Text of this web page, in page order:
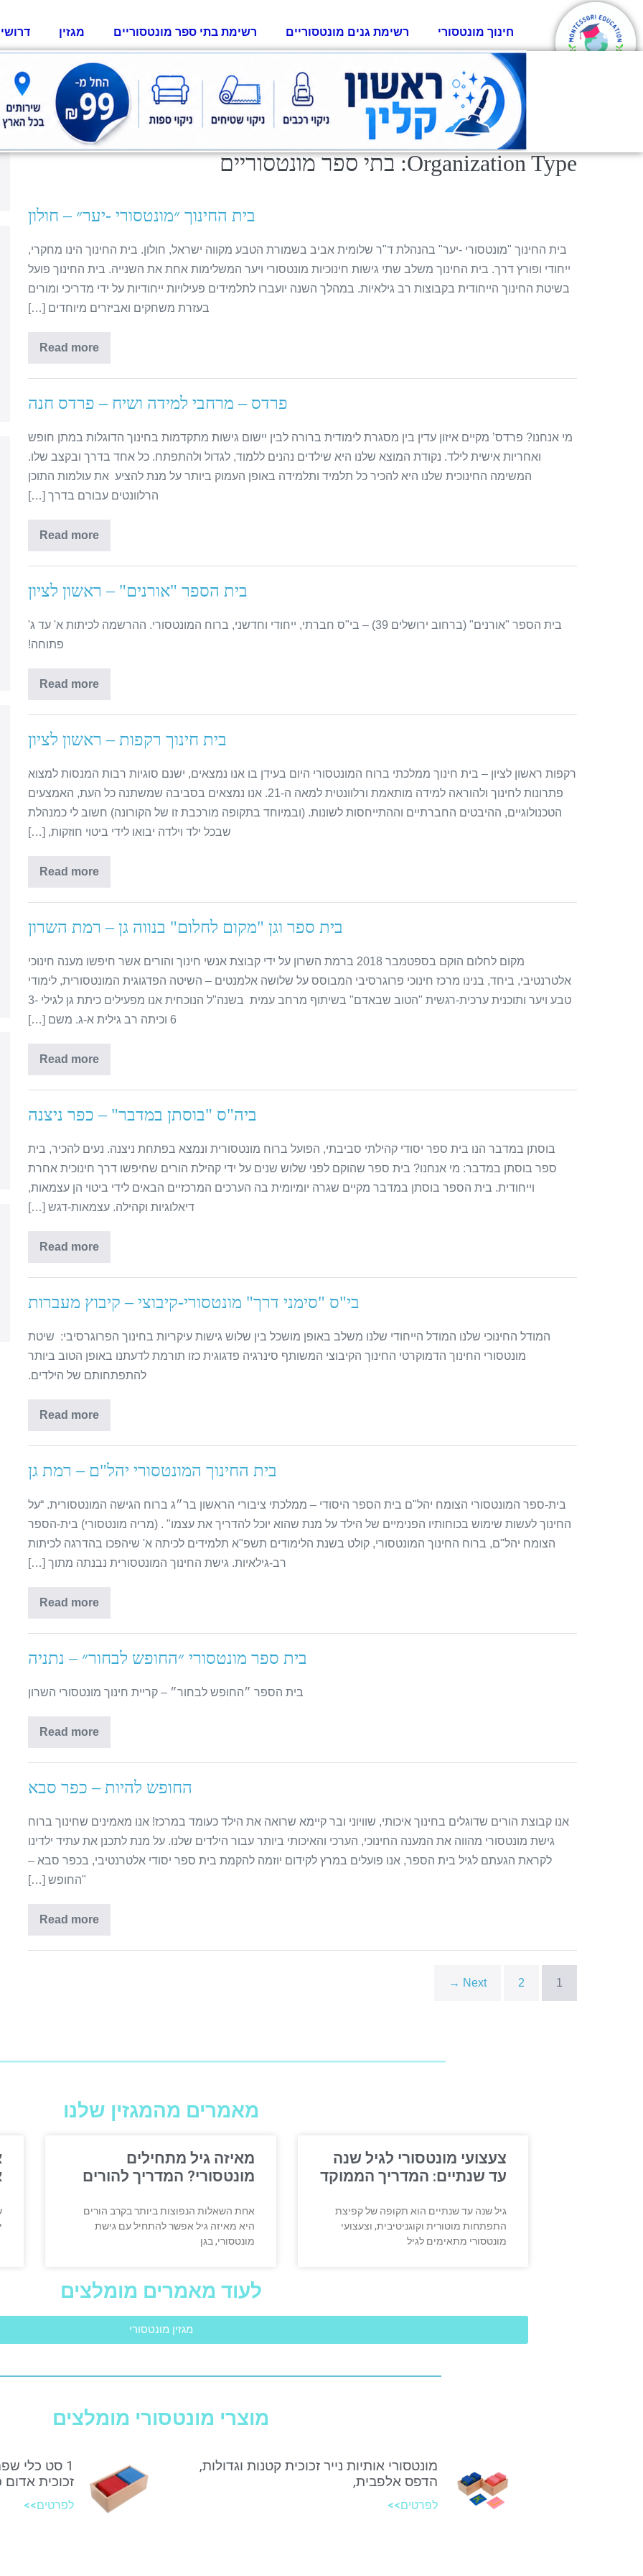
חינוך מונטסורי רשימת גנים מונטסוריים רשימת בתי ספר מונטסוריים מגזין
Organization Type: בתי ספר מונטסוריים
בית החינוך ״מונטסורי -יער״ – חולון
בית החינוך "מונטסורי -יער" בהנהלת ד"ר שלומית אביב בשמורת הטבע מקווה ישראל, חולון. בית החינוך הינו מחקרי,
ייחודי ופורץ דרך. בית החינוך משלב שתי גישות חינוכיות מונטסורי ויער המשלימות אחת את השנייה. בית החינוך פועל
בשיטת החינוך הייחודית בקבוצות רב גילאיות. במהלך השנה יועברו לתלמידים פעילויות ייחודיות על ידי מדריכי ומורים
בעזרת משחקים ואביזרים מיוחדים […]
Read more
פרדס – מרחבי למידה ושיח – פרדס חנה
מי אנחנו? פרדס’ מקיים איזון עדין בין מסגרת לימודית ברורה לבין יישום גישות מתקדמות בחינוך הדוגלות במתן חופש
ואחריות אישית לילד. נקודת המוצא שלנו היא שילדים נהנים ללמוד, לגדול ולהתפתח. כל אחד בדרך ובקצב שלו.
המשימה החינוכית שלנו היא להכיר כל תלמיד ותלמידה באופן העמוק ביותר על מנת להציע את עולמות התוכן
הרלוונטים עבורם בדרך […]
Read more
בית הספר "אורנים" – ראשון לציון
בית הספר "אורנים" (ברחוב ירושלים 39) – בי"ס חברתי, ייחודי וחדשני, ברוח המונטסורי. ההרשמה לכיתות א' עד ג'
פתוחה!
Read more
בית חינוך רקפות – ראשון לציון
רקפות ראשון לציון – בית חינוך ממלכתי ברוח המונטסורי היום בעידן בו אנו נמצאים, ישנם סוגיות רבות המנסות למצוא
פתרונות לחינוך ולהוראה למידה מותאמת ורלוונטית למאה ה-21. אנו נמצאים בסביבה שמשתנה כל העת, האמצעים
הטכנולוגיים, ההיבטים החברתיים וההתייחסות לשונות. (ובמיוחד בתקופה מורכבת זו של הקורונה) חשוב לי כמנהלת
שבכל ילד וילדה יבואו לידי ביטוי חוזקות, […]
Read more
בית ספר וגן "מקום לחלום" בנווה גן – רמת השרון
מקום לחלום הוקם בספטמבר 2018 ברמת השרון על ידי קבוצת אנשי חינוך והורים אשר חיפשו מענה חינוכי
אלטרנטיבי, ביחד, בנינו מרכז חינוכי פרוגרסיבי המבוסס על שלושה אלמנטים – השיטה הפדגוגית המונטסורית, לימודי
טבע ויער ותוכנית ערכית-רגשית "הטוב שבאדם" בשיתוף מרחב עמית ​ בשנה"ל הנוכחית אנו מפעילים כיתת גן לגילי 3-
6 וכיתה רב גילית א-ג. משם […]
Read more
ביה"ס "בוסתן במדבר" – כפר ניצנה
בוסתן במדבר הנו בית ספר יסודי קהילתי סביבתי, הפועל ברוח מונטסורית ונמצא בפתחת ניצנה.​ נעים להכיר, בית
ספר בוסתן במדבר: מי אנחנו? בית ספר שהוקם לפני שלוש שנים על ידי קהילת הורים שחיפשו דרך חינוכית אחרת
וייחודית. בית הספר בוסתן במדבר מקיים שגרה יומיומית בה הערכים המרכזיים הבאים לידי ביטוי הן עצמאות,
דיאלוגיות וקהילה. עצמאות-דגש […]
Read more
בי"ס "סימני דרך" מונטסורי-קיבוצי – קיבוץ מעברות
המודל החינוכי שלנו המודל הייחודי שלנו משלב באופן מושכל בין שלוש גישות עיקריות בחינוך הפרוגרסיבי: שיטת
מונטסורי החינוך הדמוקרטי החינוך הקיבוצי המשותף סינרגיה פדגוגית כזו תורמת לדעתנו באופן הטוב ביותר
להתפתחותם של הילדים.
Read more
בית החינוך המונטסורי יהל"ם – רמת גן
בית-ספר המונטסורי הצומח יהל"ם בית הספר היסודי – ממלכתי ציבורי הראשון בר״ג ברוח הגישה המונטסורית. “על
החינוך לעשות שימוש בכוחותיו הפנימיים של הילד על מנת שהוא יוכל להדריך את עצמו" . (מריה מונטסורי) בית-הספר
הצומח יהל"ם, ברוח החינוך המונטסורי, קולט בשנת הלימודים תשפ"א תלמידים לכיתה א' שיהפכו בהדרגה לכיתות
רב-גילאיות. גישת החינוך המונטסורית נבנתה מתוך […]
Read more
בית ספר מונטסורי ״החופש לבחור״ – נתניה
בית הספר ״החופש לבחור״ – קריית חינוך מונטסורי השרון
Read more
החופש להיות – כפר סבא
אנו קבוצת הורים שדוגלים בחינוך איכותי, שוויוני ובר קיימא שרואה את הילד כעומד במרכז! אנו מאמינים שחינוך ברוח
גישת מונטסורי מהווה את המענה החינוכי, הערכי והאיכותי ביותר עבור הילדים שלנו. על מנת לתכנן את עתיד ילדינו
לקראת הגעתם לגיל בית הספר, אנו פועלים במרץ לקידום יוזמה להקמת בית ספר יסודי אלטרנטיבי, בכפר סבא –
"החופש […]
Read more
1
2
Next →
מאמרים מהמגזין שלנו
צעצועי מונטסורי לגיל שנה
עד שנתיים: המדריך הממוקד
גיל שנה עד שנתיים הוא תקופה של קפיצת
התפתחות מוטורית וקוגניטיבית, וצעצועי
מונטסורי מתאימים לגיל
מאיזה גיל מתחילים
מונטסורי? המדריך להורים
אחת השאלות הנפוצות ביותר בקרב הורים
היא מאיזה גיל אפשר להתחיל עם גישת
מונטסורי, בגן
לעוד מאמרים מומלצים
מגזין מונטסורי
מוצרי מונטסורי מומלצים
מונטסורי אותיות נייר זכוכית קטנות וגדולות,
הדפס אלפבית,
לפרטים>>
1 סט כלי
זכוכית אדום
לפרטים>>